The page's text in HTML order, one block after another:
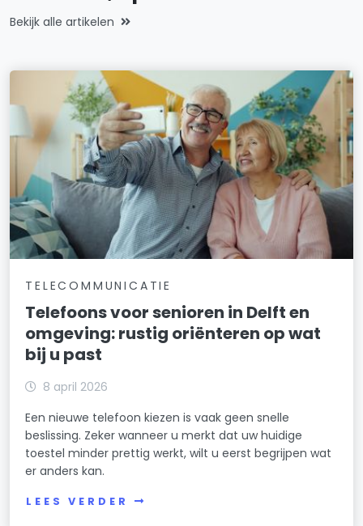
Bekijk alle artikelen
TELECOMMUNICATIE
Telefoons voor senioren in Delft en
omgeving: rustig oriënteren op wat
bij u past
8 april 2026
Een nieuwe telefoon kiezen is vaak geen snelle
beslissing. Zeker wanneer u merkt dat uw huidige
toestel minder prettig werkt, wilt u eerst begrijpen wat
er anders kan.
LEES VERDER